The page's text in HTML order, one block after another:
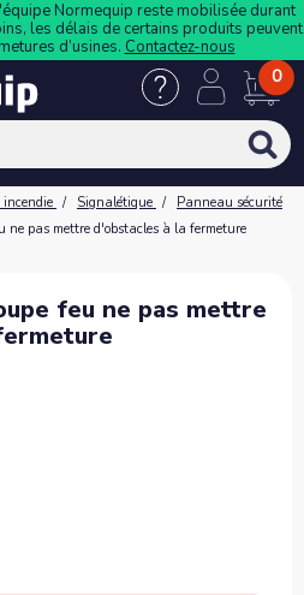
Normequip reste mobilisée durant
les délais de certains produits peuvent
d’usines. Contactez-nous
0
incendie Signalétique
Panneau sécurité
ne pas mettre d'obstacles à la fermeture
feu ne pas mettre